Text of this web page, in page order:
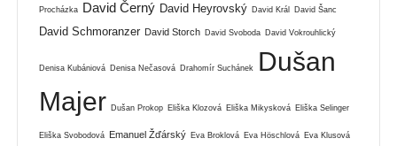
Procházka David Černý David Heyrovský David Král David Šanc
David Schmoranzer David Storch David Svoboda David Vokrouhlický
Denisa Kubániová Denisa Nečasová Drahomír Suchánek
Dušan
Majer Dušan Prokop Eliška Klozová Eliška Mikysková Eliška Selinger
Eliška Svobodová Emanuel Žďárský Eva Broklová Eva Höschlová Eva Klusová